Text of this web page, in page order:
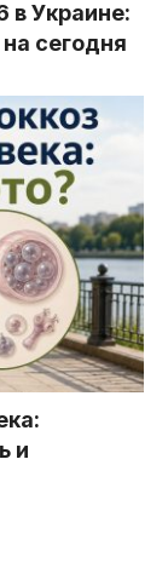
в Украине:
сегодня
и